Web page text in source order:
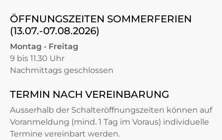
ÖFFNUNGSZEITEN SOMMERFERIEN
(13.07.-07.08.2026)
Montag - Freitag
9 bis 11.30 Uhr
Nachmittags geschlossen
TERMIN NACH VEREINBARUNG
Ausserhalb der Schalteröffnungszeiten können auf
Voranmeldung (mind. 1 Tag im Voraus) individuelle
Termine vereinbart werden.